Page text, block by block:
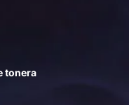
tonera